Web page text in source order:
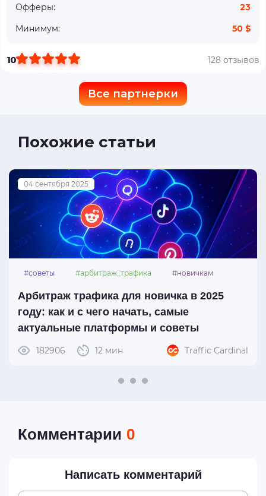
Офферы:
23
Минимум:
50 $
10 128 отзывов
Все партнерки
Похожие статьи
04 сентября 2025
#советы #арбитраж_трафика
#новичкам
Арбитраж трафика для новичка в 2025
году: как и с чего начать, самые
актуальные платформы и советы
182906 12 мин Traffic Cardinal
Комментарии 0
Написать комментарий